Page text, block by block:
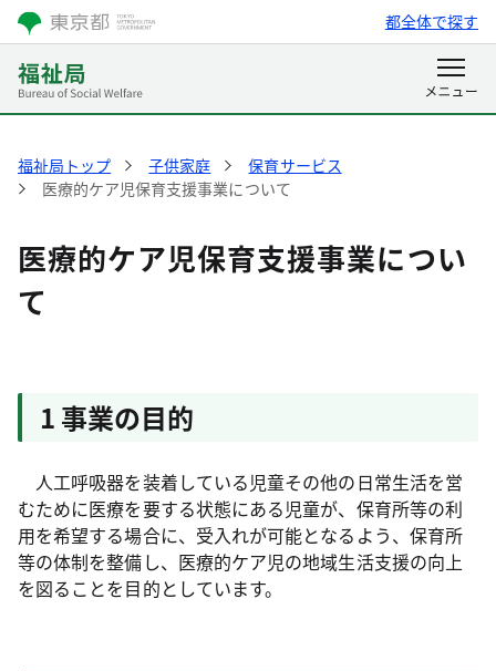
都全体で探す
福祉局トップ 子供家庭
保育サービス
医療的ケア児保育支援事業について
医療的ケア児保育支援事業につい
て
1 事業の目的
人工呼吸器を装着している児童その他の日常生活を営
むために医療を要する状態にある児童が、保育所等の利
用を希望する場合に、受入れが可能となるよう、保育所
等の体制を整備し、医療的ケア児の地域生活支援の向上
を図ることを目的としています。